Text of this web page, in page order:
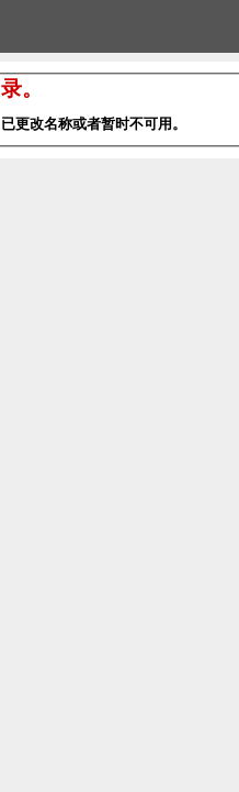
。
更改名称或者暂时不可用。